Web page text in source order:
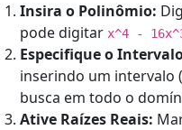
Insira o Polinômio:
pode digitar x^4 -
Especifique o
inserindo um intervalo
busca em todo o
Ative Raízes Reais: